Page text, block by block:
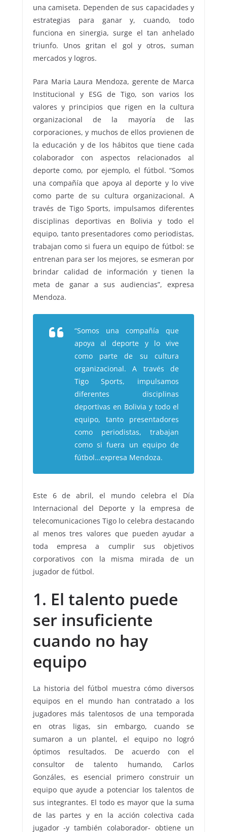
una camiseta. Dependen de sus capacidades y
estrategias para ganar y, cuando, todo
funciona en sinergia, surge el tan anhelado
triunfo. Unos gritan el gol y otros, suman
mercados y logros.
Para Maria Laura Mendoza, gerente de Marca
Institucional y ESG de Tigo, son varios los
valores y principios que rigen en la cultura
organizacional de la mayoría de las
corporaciones, y muchos de ellos provienen de
la educación y de los hábitos que tiene cada
colaborador con aspectos relacionados al
deporte como, por ejemplo, el fútbol. “Somos
una compañía que apoya al deporte y lo vive
como parte de su cultura organizacional. A
través de Tigo Sports, impulsamos diferentes
disciplinas deportivas en Bolivia y todo el
equipo, tanto presentadores como periodistas,
trabajan como si fuera un equipo de fútbol: se
entrenan para ser los mejores, se esmeran por
brindar calidad de información y tienen la
meta de ganar a sus audiencias”, expresa
Mendoza.
“Somos una compañía que
apoya al deporte y lo vive
como parte de su cultura
organizacional. A través de
Tigo Sports, impulsamos
diferentes disciplinas
deportivas en Bolivia y todo el
equipo, tanto presentadores
como periodistas, trabajan
como si fuera un equipo de
fútbol…expresa Mendoza.
Este 6 de abril, el mundo celebra el Día
Internacional del Deporte y la empresa de
telecomunicaciones Tigo lo celebra destacando
al menos tres valores que pueden ayudar a
toda empresa a cumplir sus objetivos
corporativos con la misma mirada de un
jugador de fútbol.
1. El talento puede
ser insuficiente
cuando no hay
equipo
La historia del fútbol muestra cómo diversos
equipos en el mundo han contratado a los
jugadores más talentosos de una temporada
en otras ligas, sin embargo, cuando se
sumaron a un plantel, el equipo no logró
óptimos resultados. De acuerdo con el
consultor de talento humando, Carlos
Gonzáles, es esencial primero construir un
equipo que ayude a potenciar los talentos de
sus integrantes. El todo es mayor que la suma
de las partes y en la acción colectiva cada
jugador -y también colaborador- obtiene un